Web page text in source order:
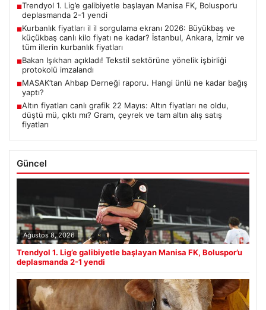
■Trendyol 1. Lig’e galibiyetle başlayan Manisa FK, Boluspor’u
deplasmanda 2-1 yendi
■Kurbanlık fiyatları il il sorgulama ekranı 2026: Büyükbaş ve
küçükbaş canlı kilo fiyatı ne kadar? İstanbul, Ankara, İzmir ve
tüm illerin kurbanlık fiyatları
■Bakan Işıkhan açıkladı! Tekstil sektörüne yönelik işbirliği
protokolü imzalandı
■MASAK’tan Ahbap Derneği raporu. Hangi ünlü ne kadar bağış
yaptı?
■Altın fiyatları canlı grafik 22 Mayıs: Altın fiyatları ne oldu,
düştü mü, çıktı mı? Gram, çeyrek ve tam altın alış satış
fiyatları
Güncel
Ağustos 8, 2026
Trendyol 1. Lig’e galibiyetle başlayan Manisa FK, Boluspor’u
deplasmanda 2-1 yendi